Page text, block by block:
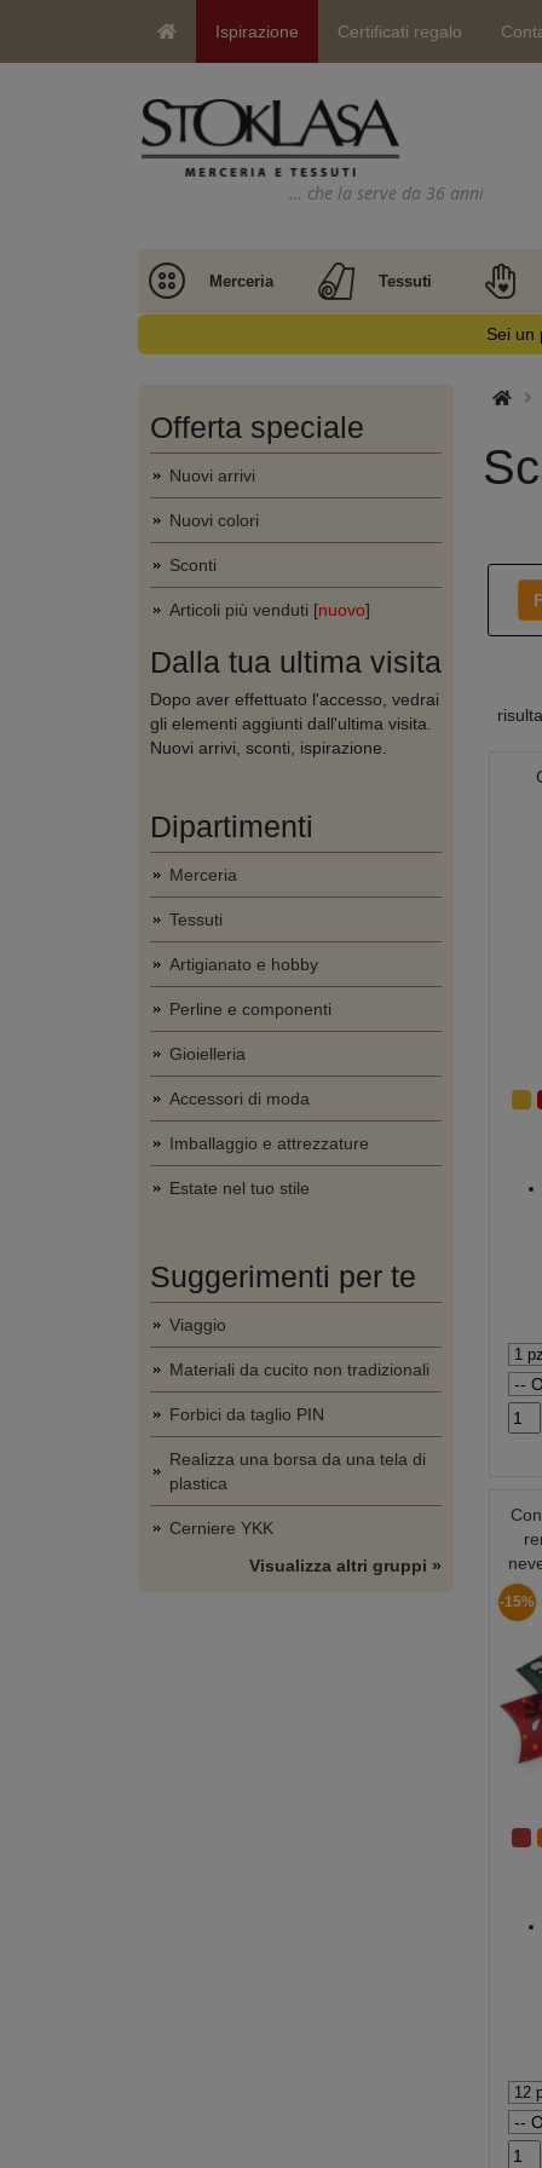
Ispirazione Certificati regalo
… che la serve da 36 anni
Merceria Tessuti
Sei un
Offerta speciale
Nuovi arrivi
Nuovi colori
Sconti
Articoli più venduti [nuovo]
Dalla tua ultima visita
Dopo aver effettuato l'accesso, vedrai
gli elementi aggiunti dall'ultima visita.
Nuovi arrivi, sconti, ispirazione.
Dipartimenti
Merceria
Tessuti
Artigianato e hobby
Perline e componenti
Gioielleria
Accessori di moda
Imballaggio e attrezzature
Estate nel tuo stile
Suggerimenti per te
Viaggio
Materiali da cucito non tradizionali
Forbici da taglio PIN
Realizza una borsa da una tela di
plastica
Cerniere YKK
Visualizza altri gruppi »
-15%